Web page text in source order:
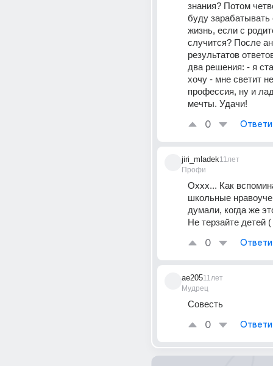
знания? Потом
буду зарабатывать
жизнь, если с
случится? После
результатов
два решения: - я
хочу - мне светит
профессия, ну и
мечты. Удачи!
0
jiri_mladek
Профи
11лет
Оххх... Как
школьные
думали, когда же
Не терзайте детей (
0
ae205
Мудрец
11лет
Совесть
0